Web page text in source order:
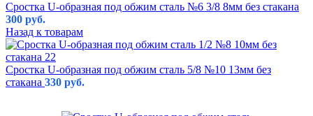
Сростка U-образная под обжим сталь №6 3/8 8мм без стакана
300 руб.
Назад к товарам
Сростка U-образная под обжим сталь 5/8 №10 13мм без
стакана 330 руб.